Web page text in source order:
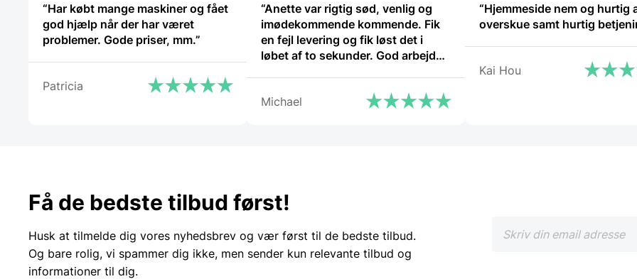
“Har købt mange maskiner og fået
god hjælp når der har været
problemer. Gode priser, mm.”
Patricia
“Anette var rigtig sød, venlig og
imødekommende kommende. Fik
en fejl levering og fik løst det i
løbet af to sekunder. God arbejde
Michael
“Hjemmeside nem og hurtig
overskue samt hurtig
Kai Hou
Få de bedste tilbud først!
Husk at tilmelde dig vores nyhedsbrev og vær først til de bedste tilbud.
Og bare rolig, vi spammer dig ikke, men sender kun relevante tilbud og
informationer til dig.